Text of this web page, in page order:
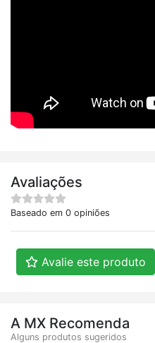
Avaliações
Baseado em 0 opiniões
Avalie este produto
A MX Recomenda
Alguns produtos sugeridos